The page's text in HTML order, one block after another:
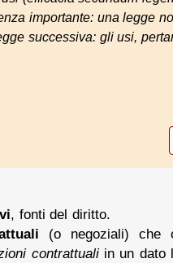
importante: una legge
successiva: gli usi,
, fonti del diritto.
(o negoziali) che
contrattualiin un dato